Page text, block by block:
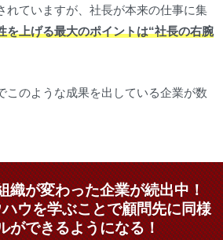
れていますが、社長が本来の仕事に集
を上げる最大のポイントは“社長の右腕
このような成果を出している企業が数
織が変わった企業が続出中！
ウを学ぶことで顧問先に同様
ができるようになる！